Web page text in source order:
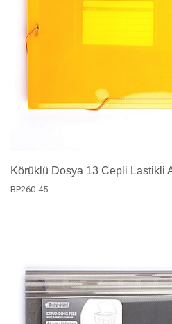
Körüklü Dosya 13 Cepli Lastikli
BP260-45